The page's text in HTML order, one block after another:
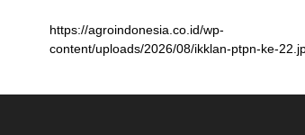
https://agroindonesia.co.id/wp-
content/uploads/2026/08/ikklan-ptpn-ke-